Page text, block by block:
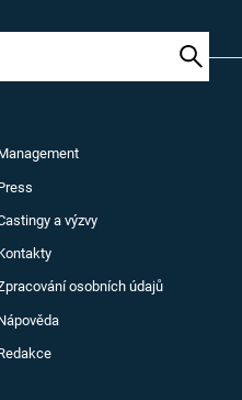
a výzvy
osobních údajů